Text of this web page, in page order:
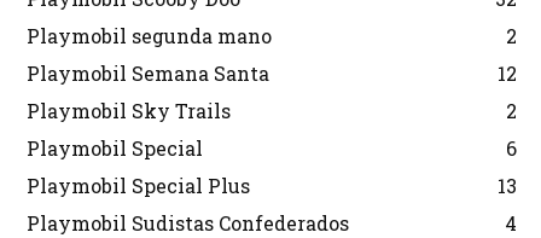
Playmobil segunda mano
2
Playmobil Semana Santa
12
Playmobil Sky Trails
2
Playmobil Special
6
Playmobil Special Plus
13
Playmobil Sudistas Confederados
4